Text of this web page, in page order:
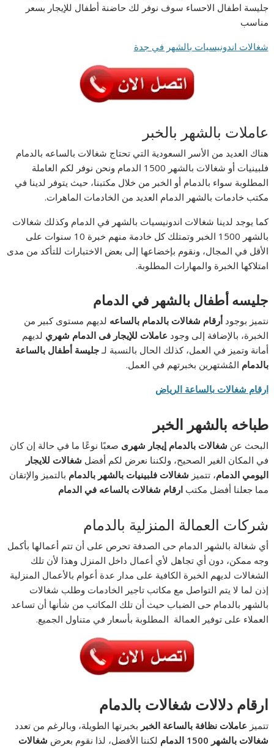
جليسة اطفال الاحساء سوف نوفر لك حاضنة أطفال للإيجار بسعر
مناسب
شغالات اندونيسيات بالشهر في جدة
عاملات بالشهر بالخبر
هناك العديد من الأسر السعودية التي تحتاج شغالات بالساعه بالدمام
فلبينيات أو شغالات بالشهر 1500 الدمام ونحن نوفر لكم العاملة
المطلوبة سواء بالدمام أو الخبر من خلال مكتبنا، حيث يتوفر لدينا في
مكتب خادمات بالشهر الدمام العديد من الخادمات الماهرات.
كما يوجد لدينا شغالات اندونيسيات بالشهر في الدمام وكذلك شغالات
بالشهر 1500 الخبر وتمتلك كل خادمة منهم خبرة 10 سنوات على
الأقل في المجال، ونقوم بإخضاعها إلى بعض الاختبارات للتأكد من مدى
امتلاكها الخبرة والمهارات المطلوبة.
جليسه أطفال بالشهر في الدمام
نتميز بوجودأرقام شغالات بالدمام بالساعه لديهم مستوى كبير من
الخبرة، بالإضافة إلى وجود عاملات للإيجار فى الدمام شهري لديهم
أمانة وتميز في العمل، كذلك الحال بالنسبة لـجليسة أطفال بالساعة
بالدمام المُشتهرين بخبرتهم في العمل.
ارقام شغالات بالساعة الرياض
طباخه بالشهر الخبر
البحث عن شغالات بالدمام إيجار شهرى صعبًا نوعًا ما في حالة إن كان
في المكان الغير الصحيح، ولكننا نعرض لكم أفضل شغالات للايجار
اليومي الدمام، تتميز شغالات فلبينيات بالشهر بالدمام بالتميز والإتقان
مما جعلنا أفضل مكتب ارقام شغالات بالساعه في الدمام
شركات العمالة المنزلية بالدمام
أي شغالة بالشهر الدمام حى الصدفة تحرص على أن تتم أعمالها بأكمل
وجه ممكن، دون أي تجاهل لأي أعمال داخل المنزل وهذا لأن تلك
الشغالات لديهم الخبرة الكافية على مدار عدة أعوام بالأعمال المنزلية
إذن لما لا يتم التواصل مع مكاتب تاجير الخادمات وطلب شغالات
بالشهر بالدمام حى الضباب حيث أن تلك المكاتب من شأنها أن تساعد
العملاء على توفير العمالة المطلوبة بأسعار في متناول الجميع.
ارقام دلالات شغالات بالدمام
تتميز عاملات نظافة بالساعة الخبر بخبرتها الطويلة، وبالرغم من تعدد
شغالات بالشهر 1500 الدمام
لكننا الأفضل، لذا نقوم بعرض شغالات